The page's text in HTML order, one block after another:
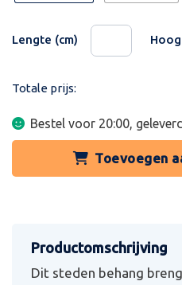
Lengte (cm)
Totale prijs:
Bestel voor 20:00,
Toevoegen
Dit steden behang